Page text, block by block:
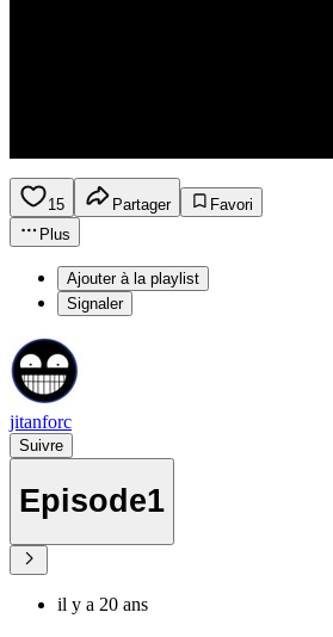
15 Partager
Favori
Plus
Ajouter à la playlist
Signaler
jitanforc
Suivre
Episode1
il y a 20 ans